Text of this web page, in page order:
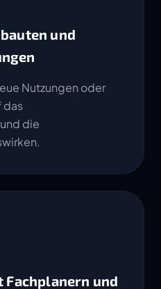
und
Nutzungen oder
das
die
und